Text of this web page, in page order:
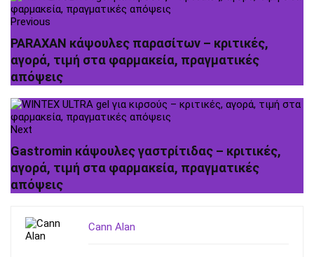
Previous
PARAXAN κάψουλες παρασίτων – κριτικές,
αγορά, τιμή στα φαρμακεία, πραγματικές
απόψεις
Next
Gastromin κάψουλες γαστρίτιδας – κριτικές,
αγορά, τιμή στα φαρμακεία, πραγματικές
απόψεις
Cann Alan